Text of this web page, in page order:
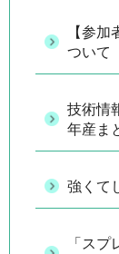
【参
ついて
技術情
年産ま
強くて
「ス